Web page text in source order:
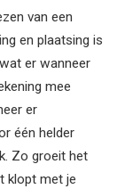
van een
en plaatsing is
er wanneer
mee
er
één helder
Zo groeit het
klopt met je